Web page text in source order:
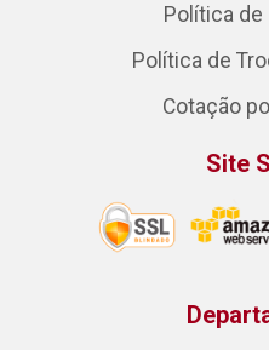
Política de
Política de
Cotação
Site